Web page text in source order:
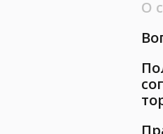
О